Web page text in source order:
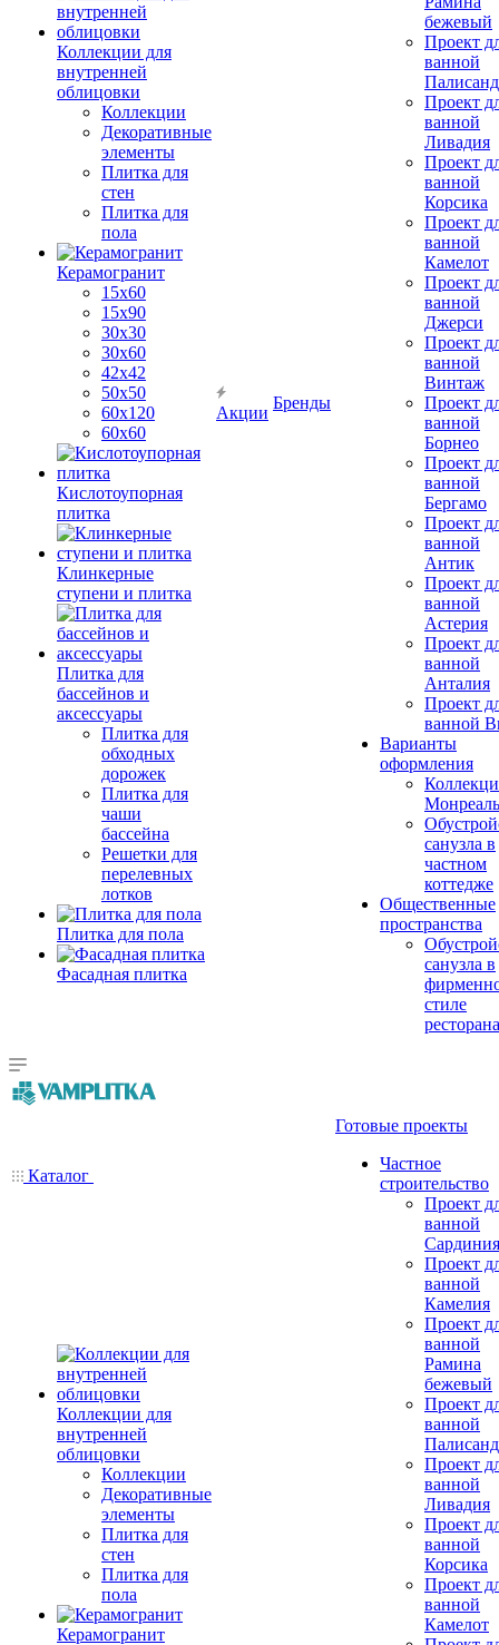
Коллекции для
внутренней
облицовки
Коллекции
Декоративные
элементы
Плитка для
стен
Плитка для
пола
Керамогранит
15х60
15x90
30х30
30х60
42х42
50х50
60х120
60х60
Кислотоупорная
плитка
Клинкерные
ступени и плитка
Плитка для
бассейнов и
аксессуары
Плитка для
обходных
дорожек
Плитка для
чаши
бассейна
Решетки для
перелевных
лотков
Плитка для пола
Фасадная плитка
Акции
Бренды
бежевый
Проект
ванной
Проект
ванной
Ливадия
Проект
ванной
Корсика
Проект
ванной
Камелот
Проект
ванной
Джерси
Проект
ванной
Винтаж
Проект
ванной
Борнео
Проект
ванной
Бергамо
Проект
ванной
Антик
Проект
ванной
Астерия
Проект
ванной
Анталия
Проект
ванной
Варианты
оформления
Монреаль
санузла в
частном
коттедже
Общественные
пространства
санузла в
стиле
ресторана
Каталог
Коллекции для
внутренней
облицовки
Коллекции
Декоративные
элементы
Плитка для
стен
Плитка для
пола
Керамогранит
Готовые проекты
Частное
строительство
Проект
ванной
Сардиния
Проект
ванной
Камелия
Проект
ванной
Рамина
бежевый
Проект
ванной
Проект
ванной
Ливадия
Проект
ванной
Корсика
Проект
ванной
Камелот